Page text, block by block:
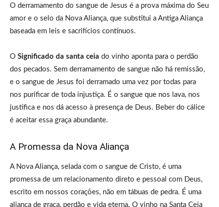
O derramamento do sangue de Jesus é a prova máxima do Seu
amor e o selo da Nova Aliança, que substitui a Antiga Aliança
baseada em leis e sacrifícios contínuos.
O Significado da santa ceia do vinho aponta para o perdão
dos pecados. Sem derramamento de sangue não há remissão,
e o sangue de Jesus foi derramado uma vez por todas para
nos purificar de toda injustiça. É o sangue que nos lava, nos
justifica e nos dá acesso à presença de Deus. Beber do cálice
é aceitar essa graça abundante.
A Promessa da Nova Aliança
A Nova Aliança, selada com o sangue de Cristo, é uma
promessa de um relacionamento direto e pessoal com Deus,
escrito em nossos corações, não em tábuas de pedra. É uma
aliança de graça, perdão e vida eterna. O vinho na Santa Ceia